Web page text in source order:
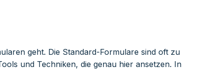
geht. Die Standard-Formulare sind oft zu
und Techniken, die genau hier ansetzen. In